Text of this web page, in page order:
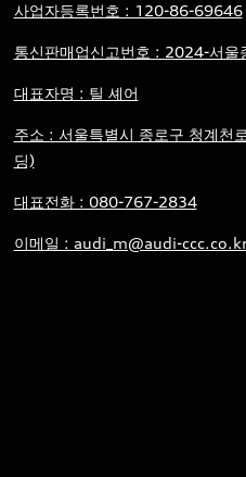
사업자등록번호 : 120-86-69646
통신판매업신고번호 : 2024-서
대표자명 : 틸 셰어
주소 : 서울특별시 종로구 청계천
딩)
대표전화 : 080-767-2834
이메일 : audi_m@audi-